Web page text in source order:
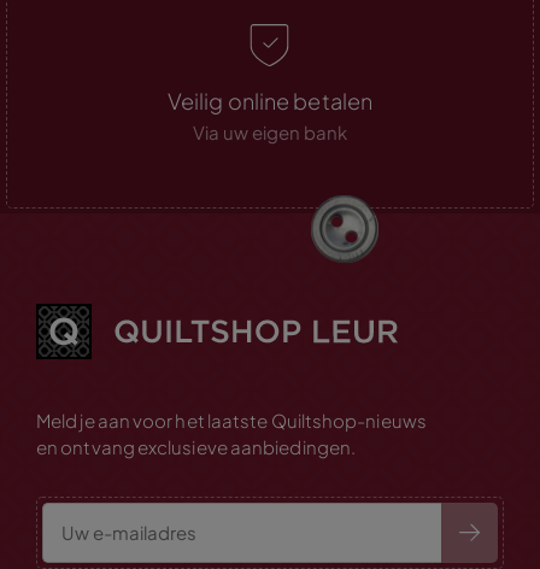
Veilig online betalen
Via uw eigen bank
Meld je aan voor het laatste Quiltshop-nieuws
en ontvang exclusieve aanbiedingen.